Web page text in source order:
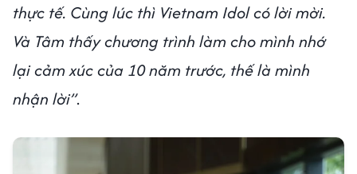
thực tế. Cùng lúc thì Vietnam Idol có lời mời.
Và Tâm thấy chương trình làm cho mình nhớ
lại cảm xúc của 10 năm trước, thế là mình
nhận lời”.